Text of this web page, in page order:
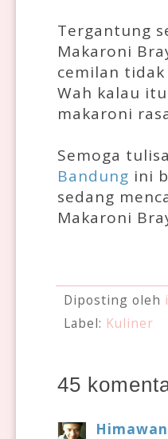
Tergantung
Makaroni
cemilan
Wah kalau
makaroni
Semoga
Bandung ini
sedang
Makaroni
Diposting oleh
Label: Kuliner
45